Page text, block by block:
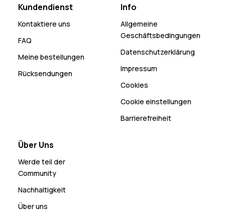
Kundendienst
Kontaktiere uns
FAQ
Meine bestellungen
Rücksendungen
Info
Allgemeine
Geschäftsbedingungen
Datenschutzerklärung
Impressum
Cookies
Cookie einstellungen
Barrierefreiheit
Über Uns
Werde teil der
Community
Nachhaltigkeit
Über uns